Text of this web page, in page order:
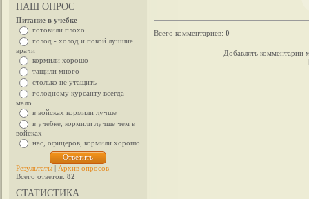
НАШ ОПРОС
Питание в учебке
готовили плохо
голод - холод и покой лучшие
врачи
кормили хорошо
тащили много
столько не утащить
голодному курсанту всегда
мало
в войсках кормили лучше
в учебке, кормили лучше чем в
войсках
нас, офицеров, кормили хорошо
Результаты | Архив опросов
Всего ответов: 82
СТАТИСТИКА
Всего комментариев: 0
Добавлять комментарии